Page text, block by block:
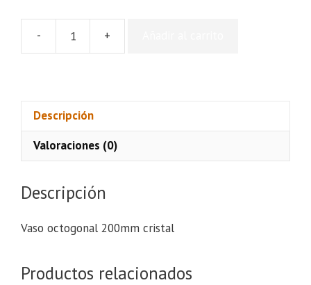
- +
Descripción
Valoraciones (0)
Descripción
Vaso octogonal 200mm cristal
Productos relacionados